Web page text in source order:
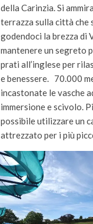
della Carinzia. Si
terrazza sulla città che
godendoci la brezza di
mantenere un segreto
prati all’inglese per
e benessere. 70.000
incastonate le vasche
immersione e scivolo.
possibile utilizzare un
attrezzato per i più